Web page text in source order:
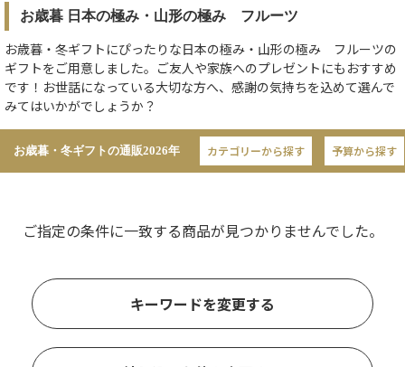
お歳暮 日本の極み・山形の極み フルーツ
お歳暮・冬ギフトにぴったりな日本の極み・山形の極み フルーツの
ギフトをご用意しました。ご友人や家族へのプレゼントにもおすすめ
です！お世話になっている大切な方へ、感謝の気持ちを込めて選んで
みてはいかがでしょうか？
お歳暮・冬ギフトの通販2026年 カテゴリーから探す 予算から探す
ご指定の条件に一致する商品が見つかりませんでした。
キーワードを変更する